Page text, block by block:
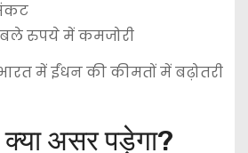
रुपये में कमजोरी
में ईंधन की कीमतों में बढ़ोतरी
असर पड़ेगा?